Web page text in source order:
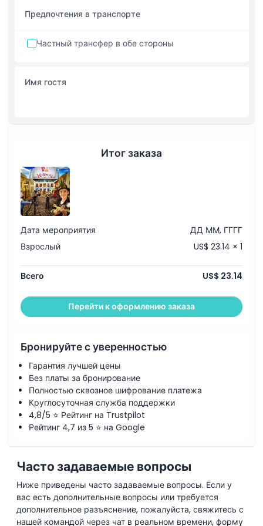
Исключения
Часы работы
Вещи, которые нужно знать
платящим взрослым на протяжении всего визита
Предпочтения в транспорте
Частный трансфер в обе стороны
Имя гостя
Итог заказа
Дата мероприятия
ДД ММ, ГГГГ
Взрослый
US$ 23.14 × 1
Всего US$ 23.14
Перейти к оформлению заказа
Бронируйте с уверенностью
Гарантия лучшей цены
Без платы за бронирование
Полностью сквозное шифрование платежа
Круглосуточная служба поддержки
4,8/5 ⭐ Рейтинг на Trustpilot
Рейтинг 4,7 из 5 ⭐ на Google
Часто задаваемые вопросы
Ниже приведены часто задаваемые вопросы. Если у
вас есть дополнительные вопросы или требуется
дополнительное разъяснение, пожалуйста, свяжитесь с
нашей командой через чат в реальном времени, форму